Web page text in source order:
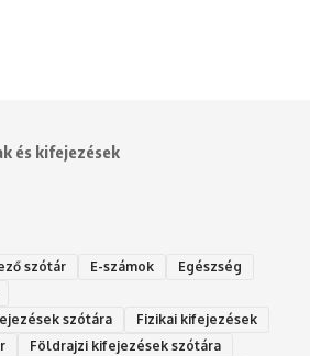
és kifejezések
szótár E-számok
Egészség
szótára
Fizikai kifejezések
Földrajzi kifejezések szótára